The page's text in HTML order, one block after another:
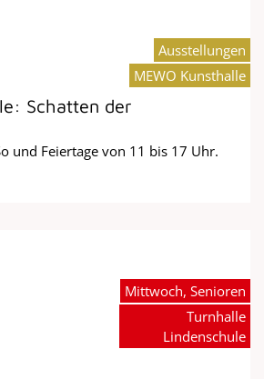
Schatten der
und Feiertage von 11 bis 17 Uhr.
Ausstellungen
MEWO Kunsthalle
Mittwoch, Senioren
Turnhalle
Lindenschule